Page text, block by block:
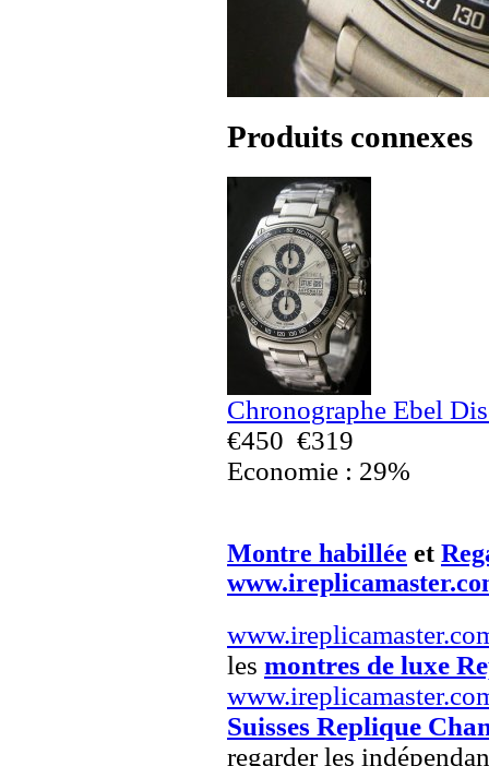
Produits connexes
Chronographe Ebel
€450 €319
Economie : 29%
Montre habillée et
les montres de luxe
Suisses Replique
regarder les